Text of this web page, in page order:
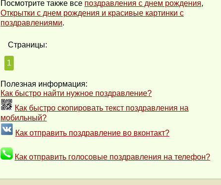
Посмотрите также все поздравления с днем рождения,
Открытки с днем рождения и красивые картинки с
поздравлениями.
Страницы:
1
Полезная информация:
Как быстро найти нужное поздравление?
Как быстро скопировать текст поздравления на
мобильный?
Как отправить поздравление во вконтакт?
Как отправить голосовые поздравления на телефон?